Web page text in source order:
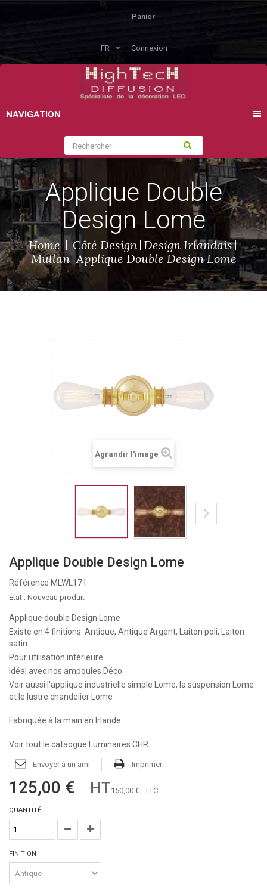
Panier
FR Connexion
NAVIGATION
Applique Double
Design Lome
Home Côté Design Design Irlandais
Mullan Applique Double Design Lome
Agrandir l'image
Applique Double Design Lome
Référence MLWL171
État : Nouveau produit
Applique double Design Lome
Existe en 4 finitions: Antique, Antique Argent, Laiton poli, Laiton
satin
Pour utilisation intérieure
Idéal avec nos ampoules Déco
Voir aussi l'applique industrielle simple Lome, la suspension Lome
et le lustre chandelier Lome
Fabriquée à la main en Irlande
Voir tout le cataogue Luminaires CHR
Envoyer à un ami Imprimer
125,00 € HT150,00 € TTC
QUANTITÉ
FINITION